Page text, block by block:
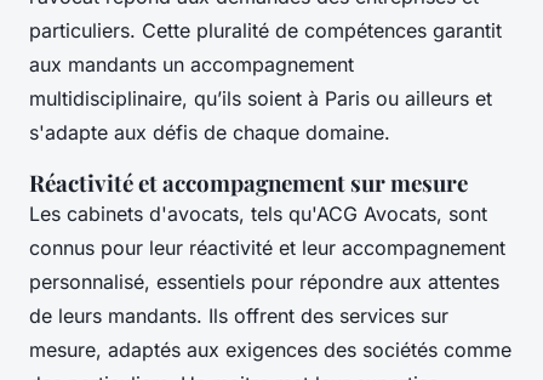
particuliers. Cette pluralité de compétences garantit
aux mandants un accompagnement
multidisciplinaire, qu’ils soient à Paris ou ailleurs et
s'adapte aux défis de chaque domaine.
Réactivité et accompagnement sur mesure
Les cabinets d'avocats, tels qu'ACG Avocats, sont
connus pour leur réactivité et leur accompagnement
personnalisé, essentiels pour répondre aux attentes
de leurs mandants. Ils offrent des services sur
mesure, adaptés aux exigences des sociétés comme